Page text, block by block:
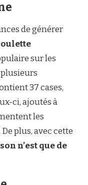
de générer
sur les
plusieurs
37 cases,
ci, ajoutés à
les
plus, avec cette
n’est que de